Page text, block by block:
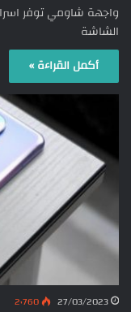
واجهة شاومي توفر
الشاشة
أكمل القراءة »
27/03/2023 2٬760